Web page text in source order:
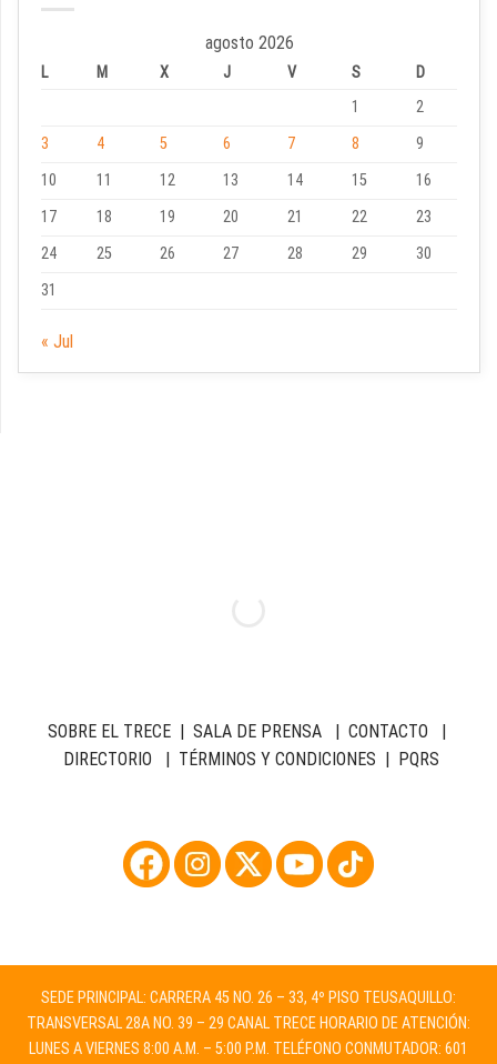
agosto 2026
L M X J V S
D
1
2
3
4 5 6 7 8
9
10
11 12 13 14 15
16
17
18 19 20 21 22
23
24
25 26 27 28 29
30
31
« Jul
SOBRE EL TRECE| SALA DE PRENSA| CONTACTO |
DIRECTORIO | TÉRMINOS Y CONDICIONES | PQRS
SEDE PRINCIPAL: CARRERA 45 NO. 26 – 33, 4º PISO TEUSAQUILLO:
TRANSVERSAL 28A NO. 39 – 29 CANAL TRECE HORARIO DE ATENCIÓN:
LUNES A VIERNES 8:00 A.M. – 5:00 P.M. TELÉFONO CONMUTADOR: 601